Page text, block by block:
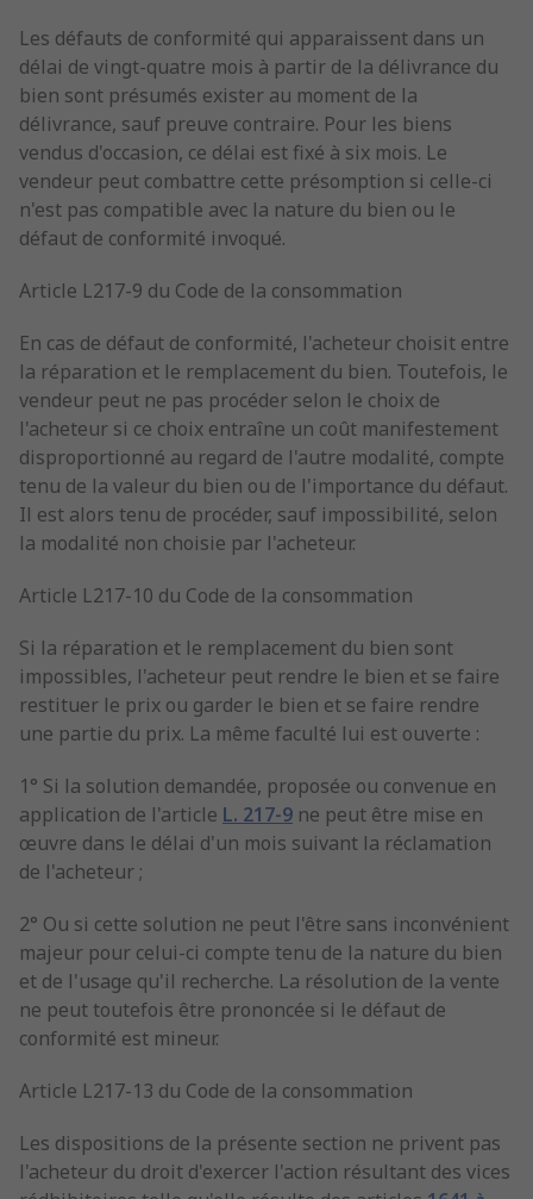
Les défauts de conformité qui apparaissent dans un
délai de vingt-quatre mois à partir de la délivrance du
bien sont présumés exister au moment de la
délivrance, sauf preuve contraire. Pour les biens
vendus d'occasion, ce délai est fixé à six mois. Le
vendeur peut combattre cette présomption si celle-ci
n'est pas compatible avec la nature du bien ou le
défaut de conformité invoqué.
Article L217-9 du Code de la consommation
En cas de défaut de conformité, l'acheteur choisit entre
la réparation et le remplacement du bien. Toutefois, le
vendeur peut ne pas procéder selon le choix de
l'acheteur si ce choix entraîne un coût manifestement
disproportionné au regard de l'autre modalité, compte
tenu de la valeur du bien ou de l'importance du défaut.
Il est alors tenu de procéder, sauf impossibilité, selon
la modalité non choisie par l'acheteur.
Article L217-10 du Code de la consommation
Si la réparation et le remplacement du bien sont
impossibles, l'acheteur peut rendre le bien et se faire
restituer le prix ou garder le bien et se faire rendre
une partie du prix. La même faculté lui est ouverte :
1° Si la solution demandée, proposée ou convenue en
application de l'article L. 217-9 ne peut être mise en
œuvre dans le délai d'un mois suivant la réclamation
de l'acheteur ;
2° Ou si cette solution ne peut l'être sans inconvénient
majeur pour celui-ci compte tenu de la nature du bien
et de l'usage qu'il recherche. La résolution de la vente
ne peut toutefois être prononcée si le défaut de
conformité est mineur.
Article L217-13 du Code de la consommation
Les dispositions de la présente section ne privent pas
l'acheteur du droit d'exercer l'action résultant des vices